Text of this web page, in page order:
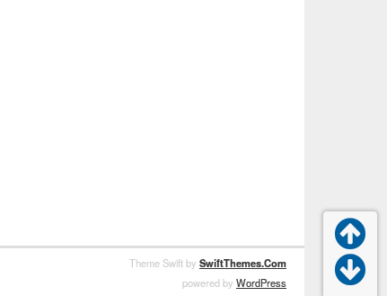
Theme Swift by SwiftThemes.Com
powered by WordPress

